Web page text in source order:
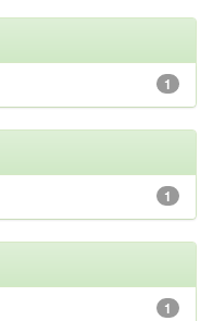
1
1
1